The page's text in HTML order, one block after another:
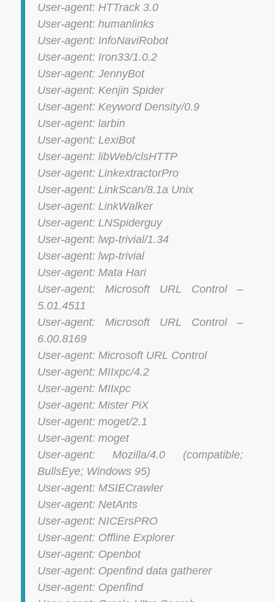
User-agent: HTTrack 3.0
User-agent: humanlinks
User-agent: InfoNaviRobot
User-agent: Iron33/1.0.2
User-agent: JennyBot
User-agent: Kenjin Spider
User-agent: Keyword Density/0.9
User-agent: larbin
User-agent: LexiBot
User-agent: libWeb/clsHTTP
User-agent: LinkextractorPro
User-agent: LinkScan/8.1a Unix
User-agent: LinkWalker
User-agent: LNSpiderguy
User-agent: lwp-trivial/1.34
User-agent: lwp-trivial
User-agent: Mata Hari
User-agent: Microsoft URL Control –
5.01.4511
User-agent: Microsoft URL Control –
6.00.8169
User-agent: Microsoft URL Control
User-agent: MIIxpc/4.2
User-agent: MIIxpc
User-agent: Mister PiX
User-agent: moget/2.1
User-agent: moget
User-agent: Mozilla/4.0 (compatible;
BullsEye; Windows 95)
User-agent: MSIECrawler
User-agent: NetAnts
User-agent: NICErsPRO
User-agent: Offline Explorer
User-agent: Openbot
User-agent: Openfind data gatherer
User-agent: Openfind